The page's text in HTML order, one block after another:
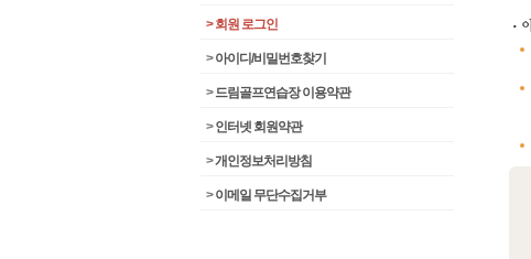
>회원 로그인
>아이디/비밀번호찾기
>드림골프연습장 이용약관
>인터넷 회원약관
>개인정보처리방침
>이메일 무단수집거부